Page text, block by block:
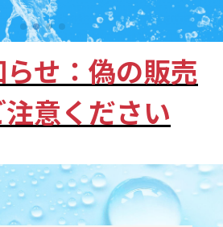
せ：偽の販売
意ください